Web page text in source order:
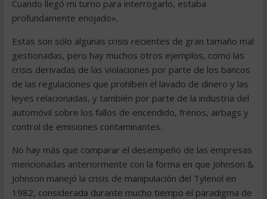
Cuando llegó mi turno para interrogarlo, estaba
profundamente enojado».
Estas son sólo algunas crisis recientes de gran tamaño mal
gestionadas, pero hay muchos otros ejemplos, como las
crisis derivadas de las violaciones por parte de los bancos
de las regulaciones que prohíben el lavado de dinero y las
leyes relacionadas, y también por parte de la industria del
automóvil sobre los fallos de encendido, frenos, airbags y
control de emisiones contaminantes.
No hay más que comparar el desempeño de las empresas
mencionadas anteriormente con la forma en que Johnson &
Johnson manejó la crisis de manipulación del Tylenol en
1982, considerada durante mucho tiempo el paradigma de